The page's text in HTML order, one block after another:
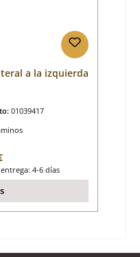
a la izquierda
01039417
4-6 días